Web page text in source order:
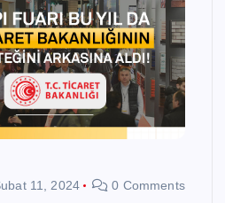
11, 2024 0 Comments